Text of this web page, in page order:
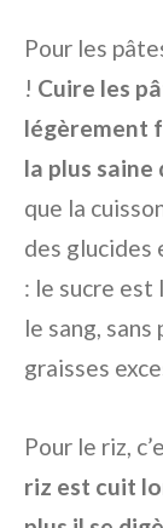
Pour les
! Cuire les
légèrement
la plus saine
que la
des
: le sucre est
le sang,
graisses
Pour le riz,
riz est cuit